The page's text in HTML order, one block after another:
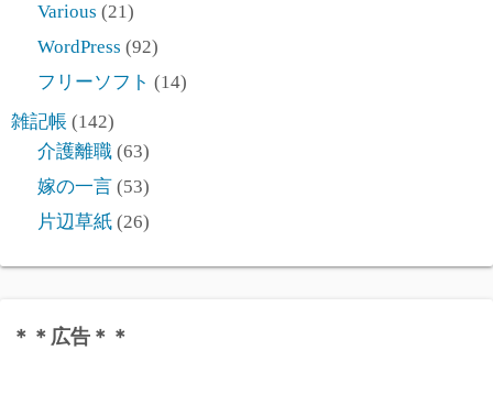
Various (21)
WordPress (92)
フリーソフト (14)
雑記帳 (142)
介護離職 (63)
嫁の一言 (53)
片辺草紙 (26)
＊＊広告＊＊